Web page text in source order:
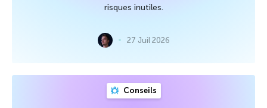
risques inutiles.
27 Juil 2026
Conseils